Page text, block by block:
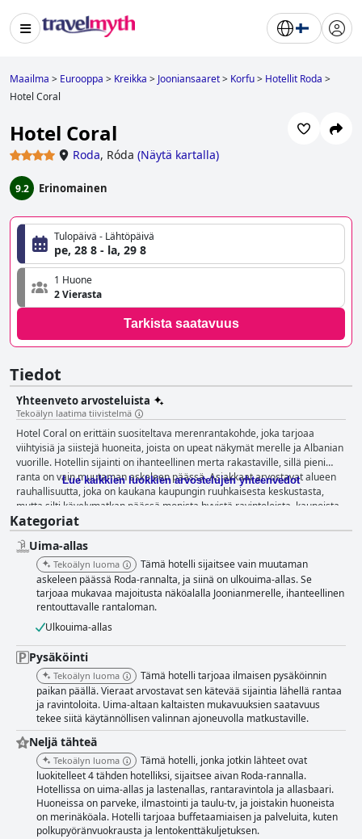
Maailma > Eurooppa > Kreikka > Jooniansaaret> Korfu> Hotellit Roda >
Hotel Coral
Hotel Coral
Roda, Róda (Näytä kartalla)
9.2 Erinomainen
Tulopäivä - Lähtöpäivä
pe, 28 8 - la, 29 8
1 Huone
2 Vierasta
Tarkista saatavuus
Tiedot
Yhteenveto arvosteluista
Tekoälyn laatima tiivistelmä
Hotel Coral on erittäin suositeltava merenrantakohde, joka tarjoaa
viihtyisiä ja siistejä huoneita, joista on upeat näkymät merelle ja Albanian
vuorille. Hotellin sijainti on ihanteellinen merta rakastaville, sillä pieni
ranta on vain muutaman askeleen päässä. Asiakkaat arvostavat alueen
rauhallisuutta, joka on kaukana kaupungin ruuhkaisesta keskustasta,
mutta silti kävelymatkan päässä monista hyvistä ravintoloista, kaupoista
ja baareista. Hotellin ravintola on pidetty, ja se tarjoaa kauniit näköalat
herkullisesta ateriasta nauttien. Aamiaisvalikoima on loistava, ja ruoan
monipuolisuudesta ja laadusta on saatu positiivisia kommentteja.
Perinteiset kreikkalaiset illallisillat ovat kohokohta, ja tuoreet raaka-
aineet hankitaan hotellin omasta puutarhasta. Poikkeuksellinen
henkilökunta tekee kaikkensa varmistaakseen, että vieraiden oleskelu on
mukavaa ja nautinnollista, ja luo ihanan perheellisen tunnelman.
Ulkouima-allas on kimalteleva ja hyvin hoidettu, ja sitä ympäröi kaunis
puutarha, jossa on mukavat lepotuolit merinäköalalla. Kaiken kaikkiaan
Hotel Coral on loistava valinta rentouttavalle ja nautinnolliselle lomalle
meren äärellä.
Lue kaikkien luokkien arvostelujen yhteenvedot
Kategoriat
Uima-allas
Tekoälyn luoma
Tämä hotelli sijaitsee vain muutaman
askeleen päässä Roda-rannalta, ja siinä on ulkouima-allas. Se
tarjoaa mukavaa majoitusta näköalalla Joonianmerelle, ihanteellinen
rentouttavalle rantaloman.
Ulkouima-allas
Pysäköinti
Tekoälyn luoma
Tämä hotelli tarjoaa ilmaisen pysäköinnin
paikan päällä. Vieraat arvostavat sen kätevää sijaintia lähellä rantaa
ja ravintoloita. Uima-altaan kaltaisten mukavuuksien saatavuus
tekee siitä käytännöllisen valinnan ajoneuvolla matkustaville.
Neljä tähteä
Tekoälyn luoma
Tämä hotelli, jonka jotkin lähteet ovat
luokitelleet 4 tähden hotelliksi, sijaitsee aivan Roda-rannalla.
Hotellissa on uima-allas ja lastenallas, rantaravintola ja allasbaari.
Huoneissa on parveke, ilmastointi ja taulu-tv, ja joistakin huoneista
on merinäköala. Hotelli tarjoaa buffetaamiaisen ja palveluita, kuten
polkupyöränvuokrausta ja lentokenttäkuljetuksen.